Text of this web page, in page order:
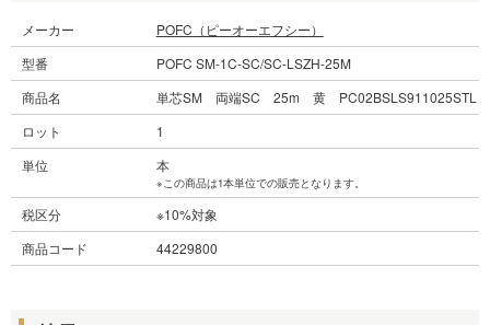
メーカー
POFC（ピーオーエフシー）
型番
POFC SM-1C-SC/SC-LSZH-25M
商品名
単芯SM 両端SC 25m 黄 PC02BSLS911025STL
ロット
1
単位
本
※この商品は1本単位での販売となります。
税区分
※10%対象
商品コード
44229800